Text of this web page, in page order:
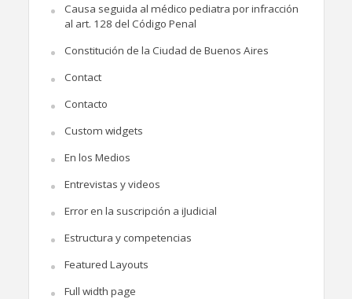
Causa seguida al médico pediatra por infracción
al art. 128 del Código Penal
Constitución de la Ciudad de Buenos Aires
Contact
Contacto
Custom widgets
En los Medios
Entrevistas y videos
Error en la suscripción a iJudicial
Estructura y competencias
Featured Layouts
Full width page